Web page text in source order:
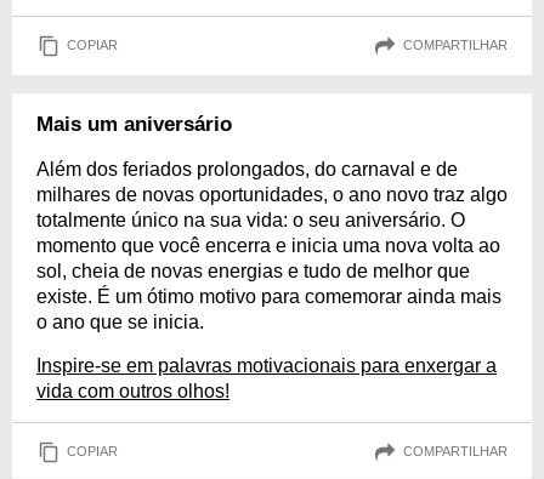
COPIAR COMPARTILHAR
Mais um aniversário
Além dos feriados prolongados, do carnaval e de
milhares de novas oportunidades, o ano novo traz algo
totalmente único na sua vida: o seu aniversário. O
momento que você encerra e inicia uma nova volta ao
sol, cheia de novas energias e tudo de melhor que
existe. É um ótimo motivo para comemorar ainda mais
o ano que se inicia.
Inspire-se em palavras motivacionais para enxergar a
vida com outros olhos!
COPIAR COMPARTILHAR